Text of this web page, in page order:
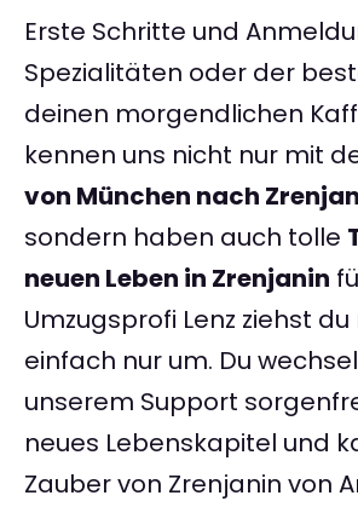
Erste Schritte und
Spezialitäten oder der
deinen morgendlichen
kennen uns nicht nur mit
von München nach
sondern haben auch tolle
neuen Leben in Zrenjanin
Umzugsprofi Lenz ziehst
einfach nur um. Du
unserem Support
neues Lebenskapitel und
Zauber von Zrenjanin von